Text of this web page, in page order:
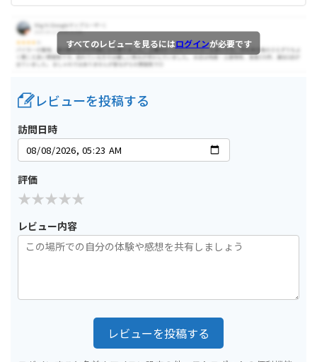
すべてのレビューを見るにはログインが必要です
レビューを投稿する
訪問日時
評価
レビュー内容
レビューを投稿する